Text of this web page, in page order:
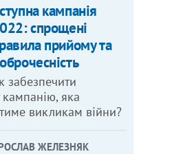
кампанія
спрощені
прийому та
забезпечити
яка
викликам війни?
ЖЕЛЕЗНЯК